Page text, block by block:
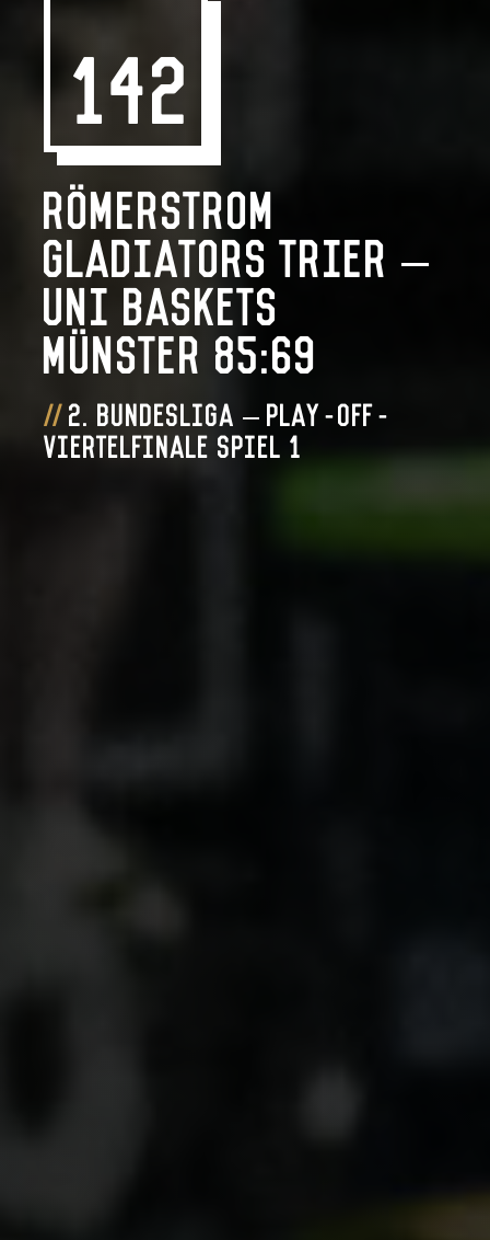
142
RÖMERSTROM
Gladiators Trier –
Uni Baskets
Münster 85:69
2. Bundesliga – Play-off-
Viertelfinale Spiel 1